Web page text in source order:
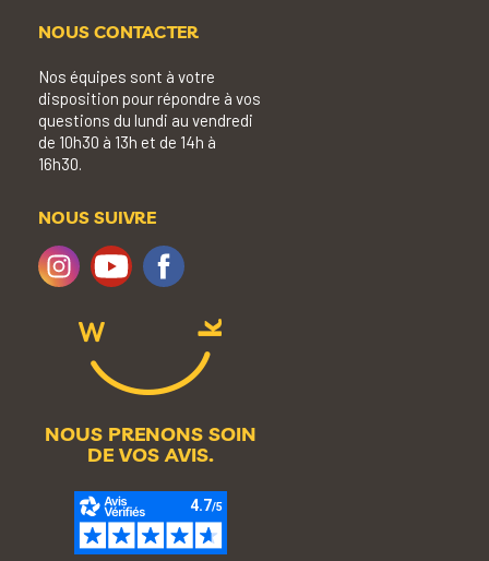
NOUS CONTACTER
Nos équipes sont à votre
disposition pour répondre à vos
questions du lundi au vendredi
de 10h30 à 13h et de 14h à
16h30.
NOUS SUIVRE
NOUS PRENONS SOIN
DE VOS AVIS.